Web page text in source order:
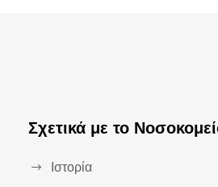
Σχετικά με το
Ιστορία